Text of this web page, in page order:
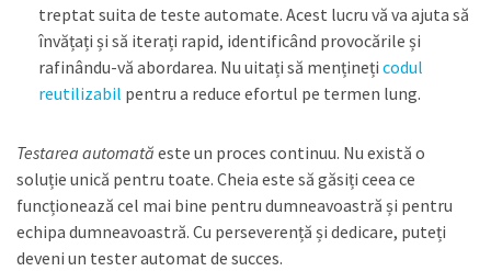
treptat suita de teste automate. Acest lucru vă va ajuta să
învățați și să iterați rapid, identificând provocările și
rafinându-vă abordarea. Nu uitați să mențineți codul
reutilizabil pentru a reduce efortul pe termen lung.
Testarea automată este un proces continuu. Nu există o
soluție unică pentru toate. Cheia este să găsiți ceea ce
funcționează cel mai bine pentru dumneavoastră și pentru
echipa dumneavoastră. Cu perseverență și dedicare, puteți
deveni un tester automat de succes.